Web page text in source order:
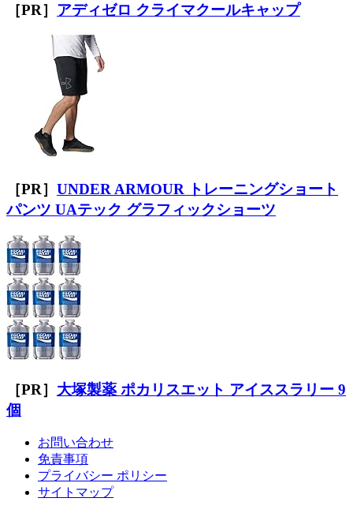
［PR］ アディゼロ クライマクールキャップ
［PR］ UNDER ARMOUR トレーニングショート
パンツ UAテック グラフィックショーツ
［PR］ 大塚製薬 ポカリスエット アイススラリー 9
個
お問い合わせ
免責事項
プライバシー ポリシー
サイトマップ